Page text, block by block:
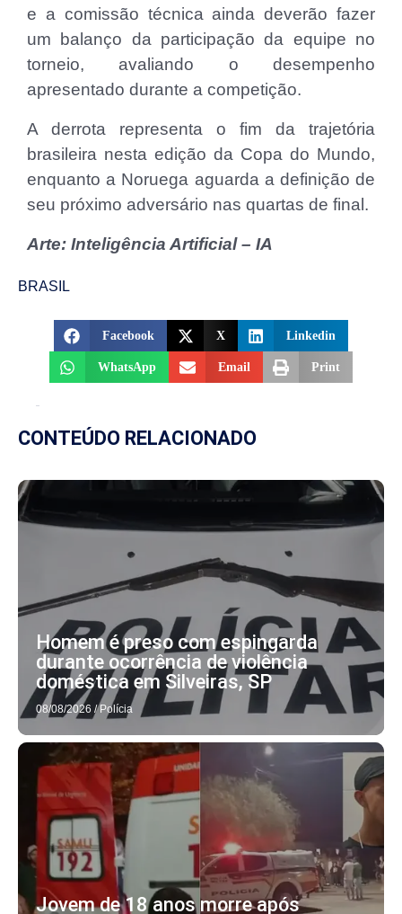
e a comissão técnica ainda deverão fazer
um balanço da participação da equipe no
torneio, avaliando o desempenho
apresentado durante a competição.
A derrota representa o fim da trajetória
brasileira nesta edição da Copa do Mundo,
enquanto a Noruega aguarda a definição de
seu próximo adversário nas quartas de final.
Arte: Inteligência Artificial – IA
BRASIL
Facebook X Linkedin
WhatsApp Email Print
CONTEÚDO RELACIONADO
Homem é preso com espingarda
durante ocorrência de violência
doméstica em Silveiras, SP
08/08/2026 / Polícia
Jovem de 18 anos morre após